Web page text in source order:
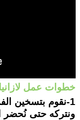
خطوات عمل
ونتركه حتى نُحضر